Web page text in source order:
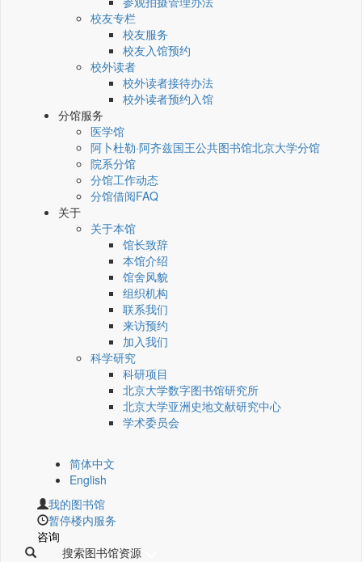
校友专栏
校友服务
校友入馆预约
校外读者
校外读者接待办法
校外读者预约入馆
分馆服务
医学馆
阿卜杜勒·阿齐兹国王公共图书馆北京大学分馆
院系分馆
分馆工作动态
分馆借阅FAQ
关于
关于本馆
馆长致辞
本馆介绍
馆舍风貌
组织机构
联系我们
来访预约
加入我们
科学研究
科研项目
北京大学数字图书馆研究所
北京大学亚洲史地文献研究中心
学术委员会
简体中文
English
我的图书馆
暂停楼内服务
咨询
搜索图书馆资源